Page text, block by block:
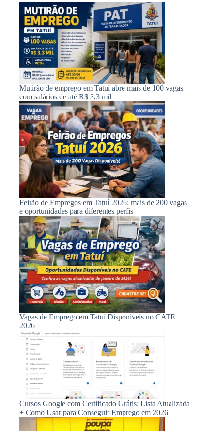
Mutirão de emprego em Tatuí abre mais de 100 vagas
com salários de até R$ 3,3 mil
Feirão de Empregos em Tatuí 2026: mais de 200 vagas
e oportunidades para diferentes perfis
Vagas de Emprego em Tatuí Disponíveis no CATE
2026
Cursos Google com Certificado Grátis: Lista Atualizada
+ Como Usar para Conseguir Emprego em 2026